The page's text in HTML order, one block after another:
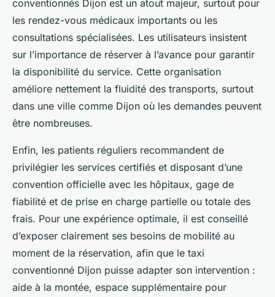
conventionnés Dijon est un atout majeur, surtout pour
les rendez-vous médicaux importants ou les
consultations spécialisées. Les utilisateurs insistent
sur l’importance de réserver à l’avance pour garantir
la disponibilité du service. Cette organisation
améliore nettement la fluidité des transports, surtout
dans une ville comme Dijon où les demandes peuvent
être nombreuses.
Enfin, les patients réguliers recommandent de
privilégier les services certifiés et disposant d’une
convention officielle avec les hôpitaux, gage de
fiabilité et de prise en charge partielle ou totale des
frais. Pour une expérience optimale, il est conseillé
d’exposer clairement ses besoins de mobilité au
moment de la réservation, afin que le taxi
conventionné Dijon puisse adapter son intervention :
aide à la montée, espace supplémentaire pour